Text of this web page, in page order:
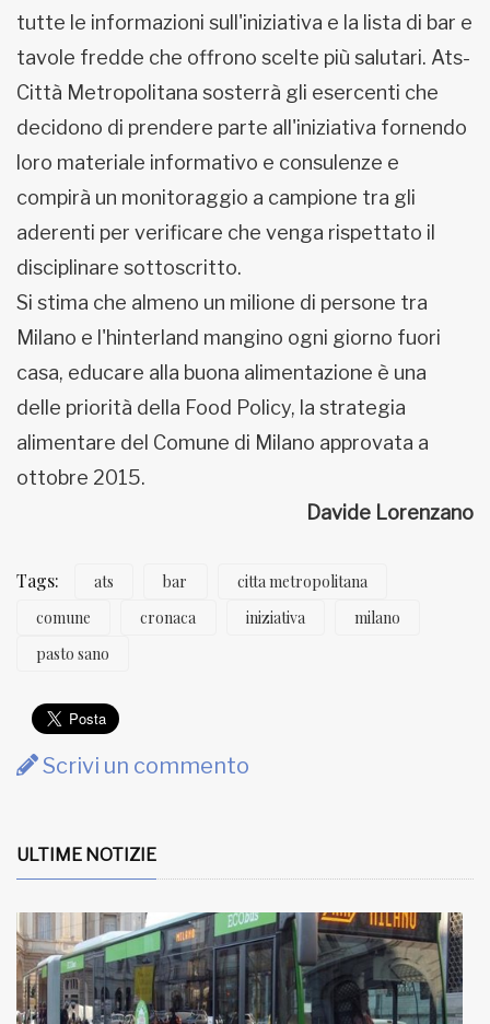
tutte le informazioni sull'iniziativa e la lista di bar e
tavole fredde che offrono scelte più salutari. Ats-
Città Metropolitana sosterrà gli esercenti che
decidono di prendere parte all'iniziativa fornendo
loro materiale informativo e consulenze e
compirà un monitoraggio a campione tra gli
aderenti per verificare che venga rispettato il
disciplinare sottoscritto.
Si stima che almeno un milione di persone tra
Milano e l'hinterland mangino ogni giorno fuori
casa, educare alla buona alimentazione è una
delle priorità della Food Policy, la strategia
alimentare del Comune di Milano approvata a
ottobre 2015.
Davide Lorenzano
Tags: ats bar
citta metropolitana
comune
cronaca iniziativa
milano
pasto sano
Scrivi un commento
ULTIME NOTIZIE